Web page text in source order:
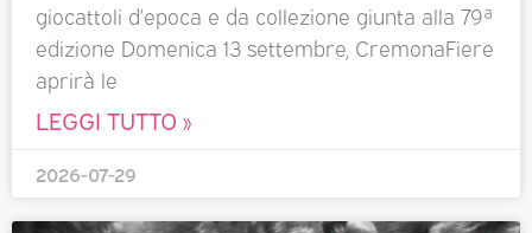
giocattoli d’epoca e da collezione giunta alla 79ª
edizione Domenica 13 settembre, CremonaFiere
aprirà le
LEGGI TUTTO »
2026-07-29